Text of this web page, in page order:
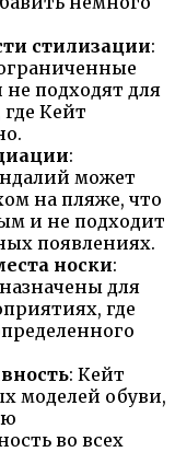
стилизации:
подходят для
Кейт
:
может
на пляже, что
и не подходит
появлениях.
носки:
для
где
: Кейт
моделей обуви,
во всех